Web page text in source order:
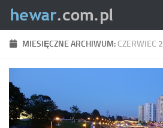
Skip to content
MIESIĘCZNE ARCHIWUM: CZERWIEC